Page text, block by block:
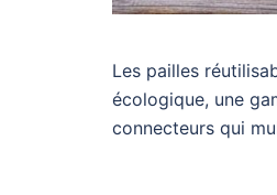
Les pailles
écologique, une
connecteurs qui